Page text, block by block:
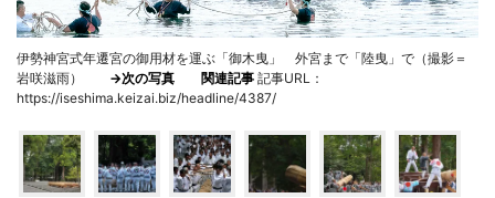
伊勢神宮式年遷宮の御用材を運ぶ「御木曳」 外宮まで「陸曳」で（撮影＝
岩咲滋雨） →次の写真 関連記事 記事URL：
https://iseshima.keizai.biz/headline/4387/